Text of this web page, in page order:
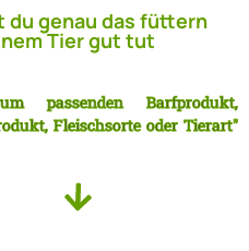
du genau das füttern
Tier gut tut
passenden Barfprodukt,
Fleischsorte oder Tierart"